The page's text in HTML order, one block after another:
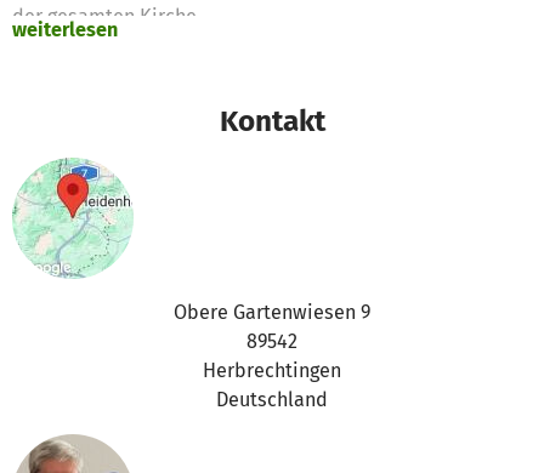
der gesamten Kirche.
weiterlesen
Kontakt
Obere Gartenwiesen 9
89542
Herbrechtingen
Deutschland